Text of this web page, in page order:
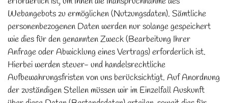
Webangebots zu ermöglichen (Nutzungsdaten). Sämtliche
personenbezogenen Daten werden nur solange gespeichert
wie dies für den genannten Zweck (Bearbeitung Ihrer
Anfrage oder Abwicklung eines Vertrags) erforderlich ist.
Hierbei werden steuer- und handelsrechtliche
Aufbewahrungsfristen von uns berücksichtigt. Auf Anordnung
der zuständigen Stellen müssen wir im Einzelfall Auskunft